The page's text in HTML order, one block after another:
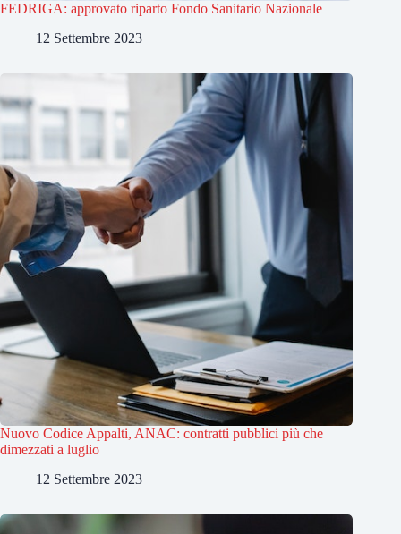
FEDRIGA: approvato riparto Fondo Sanitario Nazionale
12 Settembre 2023
Nuovo Codice Appalti, ANAC: contratti pubblici più che
dimezzati a luglio
12 Settembre 2023